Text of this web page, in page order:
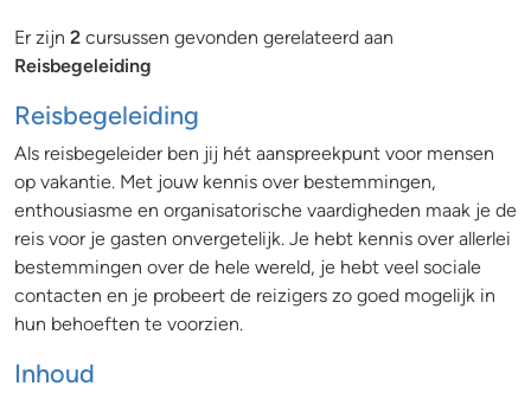
Er zijn 2 cursussen gevonden gerelateerd aan
Reisbegeleiding
Reisbegeleiding
Als reisbegeleider ben jij hét aanspreekpunt voor mensen
op vakantie. Met jouw kennis over bestemmingen,
enthousiasme en organisatorische vaardigheden maak je de
reis voor je gasten onvergetelijk. Je hebt kennis over allerlei
bestemmingen over de hele wereld, je hebt veel sociale
contacten en je probeert de reizigers zo goed mogelijk in
hun behoeften te voorzien.
Inhoud